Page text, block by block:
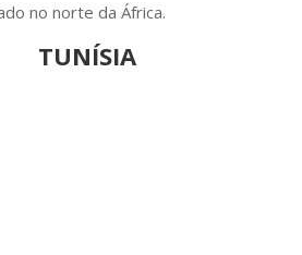
no norte da África.
TUNÍSIA